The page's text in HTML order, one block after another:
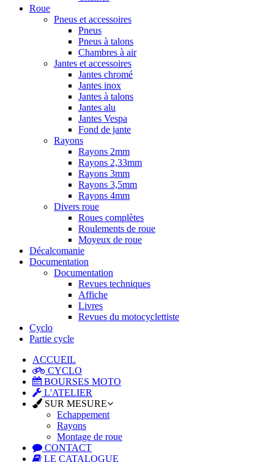
Roue
Pneus et accessoires
Pneus
Pneus à talons
Chambres à air
Jantes et accessoires
Jantes chromé
Jantes inox
Jantes à talons
Jantes alu
Jantes Vespa
Fond de jante
Rayons
Rayons 2mm
Rayons 2,33mm
Rayons 3mm
Rayons 3,5mm
Rayons 4mm
Divers roue
Roues complètes
Roulements de roue
Moyeux de roue
Décalcomanie
Documentation
Documentation
Revues techniques
Affiche
Livres
Revues du motocyclettiste
Cyclo
Partie cycle
ACCUEIL
CYCLO
BOURSES MOTO
L'ATELIER
SUR MESURE
Echappement
Rayons
Montage de roue
CONTACT
LE CATALOGUE